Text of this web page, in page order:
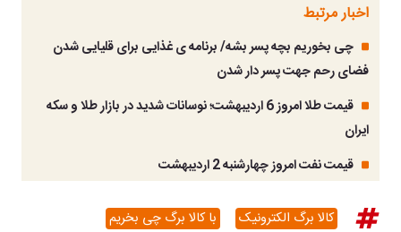
اخبار مرتبط
چی بخوریم بچه پسر بشه/ برنامه ی غذایی برای قلیایی شدن
فضای رحم جهت پسر دار شدن
قیمت طلا امروز 6 اردیبهشت؛ نوسانات شدید در بازار طلا و سکه
ایران
قیمت نفت امروز چهارشنبه 2 اردیبهشت
کالا برگ الکترونیک با کالا برگ چی بخریم